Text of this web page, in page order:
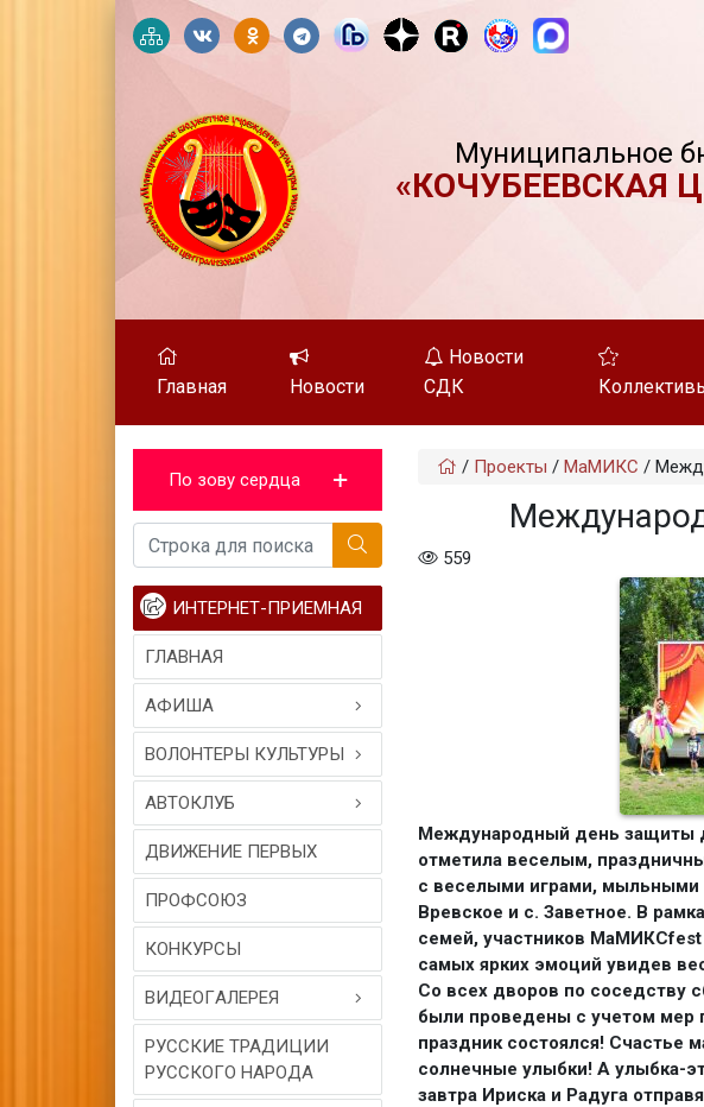
Муниципальное
«КОЧУБЕЕВСКАЯ
Главная Новости
Новости
СДК
По зову сердца
ИНТЕРНЕТ-ПРИЕМНАЯ
ГЛАВНАЯ
АФИША
ВОЛОНТЕРЫ КУЛЬТУРЫ
АВТОКЛУБ
ДВИЖЕНИЕ ПЕРВЫХ
ПРОФСОЮЗ
КОНКУРСЫ
ВИДЕОГAЛЕРЕЯ
РУССКИЕ ТРАДИЦИИ
РУССКОГО НАРОДА
/ Проекты / МаМИКС /
559
Международный день защиты
отметила веселым,
с веселыми играми, мыльными
Вревское и с. Заветное. В
семей, участников МаМИКСfest
самых ярких эмоций увидев
Со всех дворов по соседству
были проведены с учетом мер
праздник состоялся! Счастье
солнечные улыбки! А улыбка-
завтра Ириска и Радуга